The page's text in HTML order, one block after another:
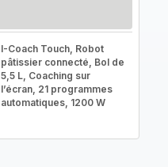
I-Coach Touch, Robot
pâtissier connecté, Bol de
5,5 L, Coaching sur
l’écran, 21 programmes
automatiques, 1200 W